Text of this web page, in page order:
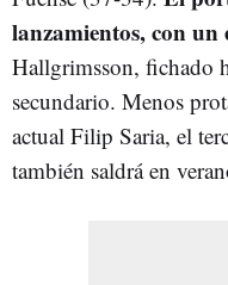
lanzamientos, con un
Hallgrimsson, fichado
secundario. Menos
actual Filip Saria, el
también saldrá en